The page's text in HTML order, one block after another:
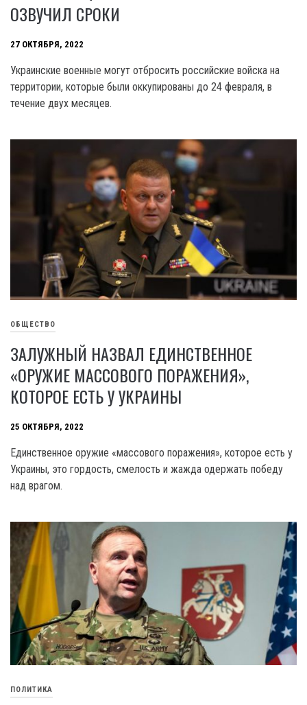
ОЗВУЧИЛ СРОКИ
27 ОКТЯБРЯ, 2022
Украинские военные могут отбросить российские войска на
территории, которые были оккупированы до 24 февраля, в
течение двух месяцев.
ОБЩЕСТВО
ЗАЛУЖНЫЙ НАЗВАЛ ЕДИНСТВЕННОЕ
«ОРУЖИЕ МАССОВОГО ПОРАЖЕНИЯ»,
КОТОРОЕ ЕСТЬ У УКРАИНЫ
25 ОКТЯБРЯ, 2022
Единственное оружие «массового поражения», которое есть у
Украины, это гордость, смелость и жажда одержать победу
над врагом.
ПОЛИТИКА